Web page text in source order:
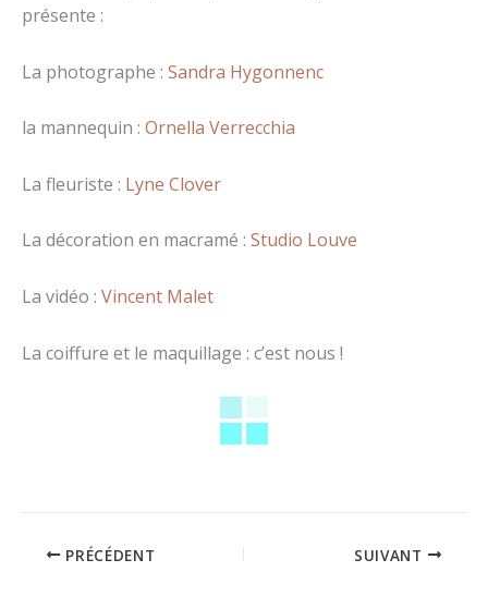
présente :
La photographe : Sandra Hygonnenc
la mannequin : Ornella Verrecchia
La fleuriste : Lyne Clover
La décoration en macramé : Studio Louve
La vidéo : Vincent Malet
La coiffure et le maquillage : c’est nous !
PRÉCÉDENT SUIVANT